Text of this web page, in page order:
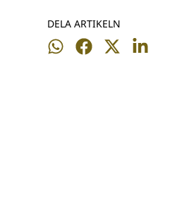
DELA ARTIKELN
Dela
Dela
Dela
Dela